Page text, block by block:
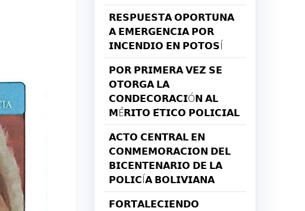
𝗥𝗘𝗦𝗣𝗨𝗘𝗦𝗧𝗔 𝗢𝗣𝗢𝗥𝗧𝗨𝗡𝗔
𝗔 𝗘𝗠𝗘𝗥𝗚𝗘𝗡𝗖𝗜𝗔 𝗣𝗢𝗥
𝗜𝗡𝗖𝗘𝗡𝗗𝗜𝗢 𝗘𝗡 𝗣𝗢𝗧𝗢𝗦Í
𝗣𝗢𝗥 𝗣𝗥𝗜𝗠𝗘𝗥𝗔 𝗩𝗘𝗭 𝗦𝗘
𝗢𝗧𝗢𝗥𝗚𝗔 𝗟𝗔
𝗖𝗢𝗡𝗗𝗘𝗖𝗢𝗥𝗔𝗖𝗜Ó𝗡 𝗔𝗟
𝗠É𝗥𝗜𝗧𝗢 𝗘́𝗧𝗜𝗖𝗢 𝗣𝗢𝗟𝗜𝗖𝗜𝗔𝗟
𝗔𝗖𝗧𝗢 𝗖𝗘𝗡𝗧𝗥𝗔𝗟 𝗘𝗡
𝗖𝗢𝗡𝗠𝗘𝗠𝗢𝗥𝗔𝗖𝗜𝗢𝗡 𝗗𝗘𝗟
𝗕𝗜𝗖𝗘𝗡𝗧𝗘𝗡𝗔𝗥𝗜𝗢 𝗗𝗘 𝗟𝗔
𝗣𝗢𝗟𝗜𝗖Í𝗔 𝗕𝗢𝗟𝗜𝗩𝗜𝗔𝗡𝗔
𝗙𝗢𝗥𝗧𝗔𝗟𝗘𝗖𝗜𝗘𝗡𝗗𝗢